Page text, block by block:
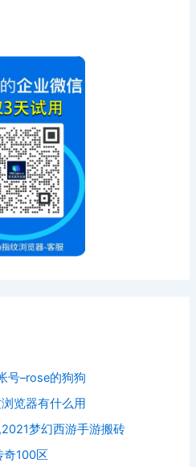
号–rose的狗狗
览器有什么用
梦幻西游手游搬砖
奇100区